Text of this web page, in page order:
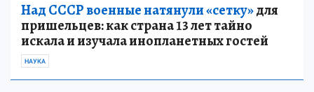
Над СССР военные натянули «сетку»для
пришельцев: как страна 13 лет тайно
искала и изучала инопланетных гостей
НАУКА